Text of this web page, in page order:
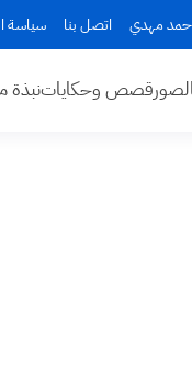
مهدي اتصل بنا سياسة
قصص وحكاياتنبذة